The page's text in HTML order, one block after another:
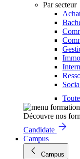
Par secteur
Découvre nos
Candidate
Campus
Campus